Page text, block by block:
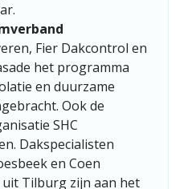
Fier Dakcontrol en
het programma
en duurzame
Ook de
SHC
Dakspecialisten
en Coen
Tilburg zijn aan het